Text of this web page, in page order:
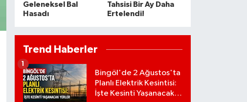
Geleneksel Bal
Hasadı
Tahsisi Bir Ay Daha
Ertelendi!
Trend Haberler
Bingöl'de 2 Ağustos'ta
Planlı Elektrik Kesintisi:
İşte Kesinti Yaşanacak
1